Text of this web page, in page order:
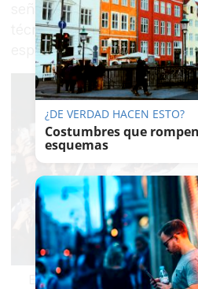
señalado Ruiz. Desde ese
técnico se puso a trabajar
especificaciones de la
El papa León XIV hace
¿DE VERDAD HACEN ESTO?
Costumbres que
esquemas